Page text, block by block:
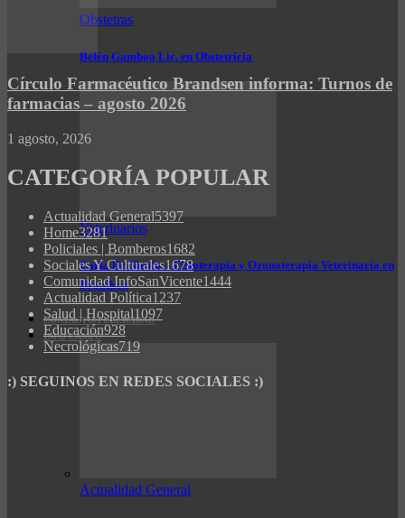
Obstetras
Belén Gamboa Lic. en Obstetricia
Veterinarios
Carla De Nicola – Fisioterapia y Ozonoterapia Veterinaria en
Brandsen
CONTACTO/PUBLICIDAD
INFO CAMPO
Actualidad General
Círculo Farmacéutico Brandsen informa: Turnos de
farmacias – agosto 2026
1 agosto, 2026
CATEGORÍA POPULAR
Actualidad General5397
Home3281
Policiales | Bomberos1682
Sociales Y Culturales1678
Comunidad InfoSanVicente1444
Actualidad Política1237
Salud | Hospital1097
Educación928
Necrológicas719
:) SEGUINOS EN REDES SOCIALES :)